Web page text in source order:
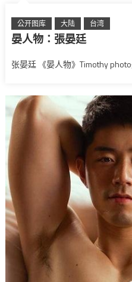
公开图库 大陆 台湾
晏人物：張晏廷
张晏廷 《晏人物》Timothy